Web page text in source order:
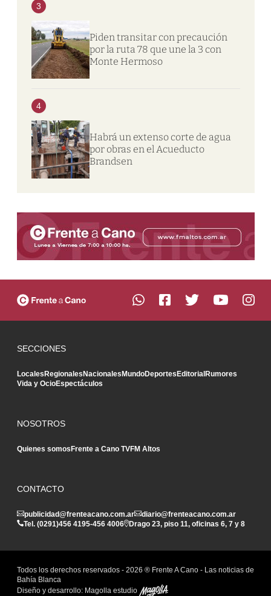
3
Piden transitar con precaución
por la ruta 78 que une la 3 con
Monte Hermoso
4
Habrá un extenso corte de agua
por obras en el Acueducto
Brandsen
SECCIONES
LocalesRegionalesNacionalesMundoDeportesEditorialRumores
Vida y OcioEspectáculos
NOSOTROS
Quienes somosFrente a Cano TVFM Altos
CONTACTO
publicidad@frenteacano.com.ar
diario@frenteacano.com.ar
Tel. (0291)456 4195-456 4006 Drago 23, piso 11, oficinas 6, 7 y 8
Todos los derechos reservados - 2026 ® Frente A Cano - Las noticias de
Bahía Blanca
Diseño y desarrollo: Magolla estudio